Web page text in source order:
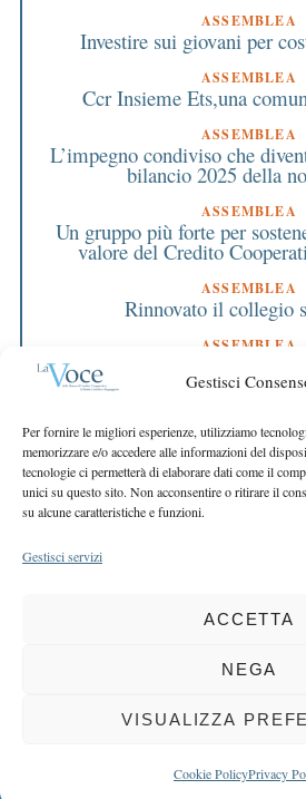
Gestisci
Per fornire le migliori esperienze, utilizziamo
memorizzare e/o accedere alle informazioni del
tecnologie ci permetterà di elaborare dati come il
unici su questo sito. Non acconsentire o ritirare il
su alcune caratteristiche e funzioni.
Gestisci servizi
ACCETTA
NEGA
VISUALIZZA
Cookie PolicyPrivacy
ASSEMBLEA
Investire sui giovani per
ASSEMBLEA
Ccr Insieme Ets,una
ASSEMBLEA
L’impegno condiviso che
bilancio 2025 della
ASSEMBLEA
Un gruppo più forte per
valore del Credito
ASSEMBLEA
Rinnovato il collegio
ASSEMBLEA
Bilancio approvato
destinati al
EDITORIALE
Crescere restando
EDITORIALE
Costruire futuro
COPYRIGHT 2025 LA VOCE |PRIVACY
BCC DI BUSTO